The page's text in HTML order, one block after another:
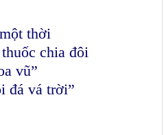
thời
chia đôi
vũ”
đá vá trời”